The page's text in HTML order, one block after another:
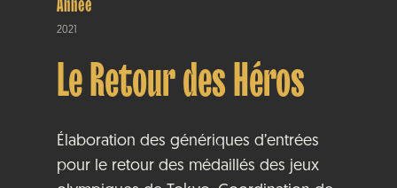
2021
Le Retour des Héros
Élaboration des génériques d’entrées
pour le retour des médaillés des jeux